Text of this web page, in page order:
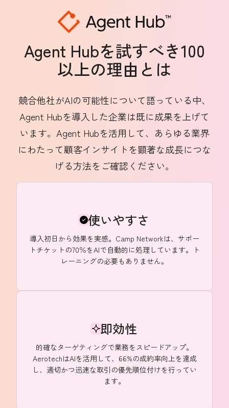
Agent Hubを試すべき100
以上の理由とは
競合他社がAIの可能性について語っている中、
Agent Hubを導入した企業は既に成果を上げて
います。Agent Hubを活用して、あらゆる業界
にわたって顧客インサイトを顕著な成長につな
げる方法をご確認ください。
使いやすさ
導入初日から効果を実感。Camp Networkは、サポー
トチケットの70％をAIで自動的に処理しています。ト
レーニングの必要もありません。
即効性
的確なターゲティングで業務をスピードアップ。
AerotechはAIを活用して、66%の成約率向上を達成
し、適切かつ迅速な取引の優先順位付けを行ってい
ます。